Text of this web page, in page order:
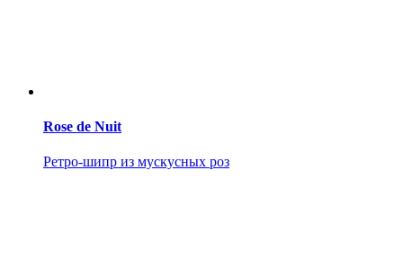
Rose de Nuit
Ретро-шипр из мускусных роз